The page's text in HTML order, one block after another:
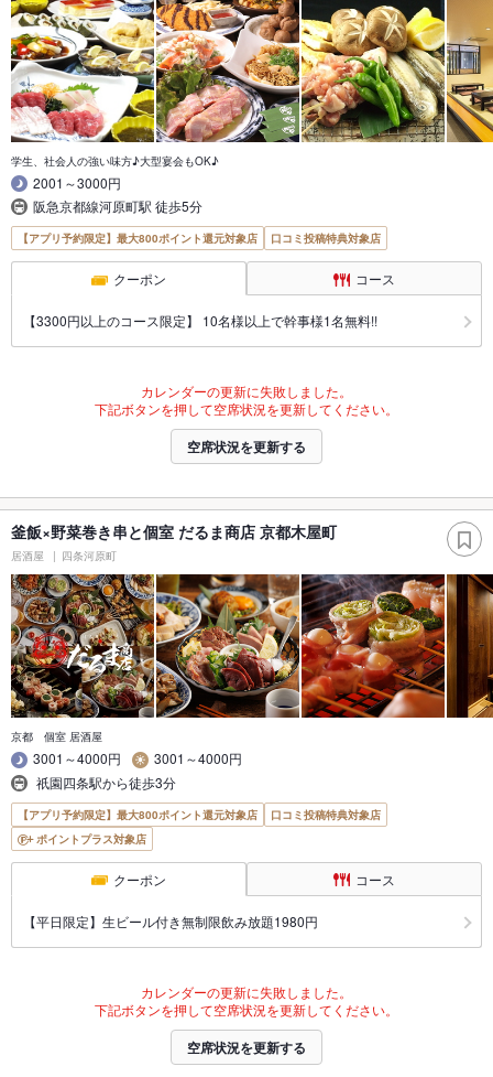
学生、社会人の強い味方♪大型宴会もOK♪
2001～3000円
阪急京都線河原町駅 徒歩5分
【アプリ予約限定】最大800ポイント還元対象店 口コミ投稿特典対象店
クーポン コース
【3300円以上のコース限定】 10名様以上で幹事様1名無料!!
カレンダーの更新に失敗しました。
下記ボタンを押して空席状況を更新してください。
空席状況を更新する
釜飯×野菜巻き串と個室 だるま商店 京都木屋町
居酒屋 四条河原町
京都 個室 居酒屋
3001～4000円
3001～4000円
祇園四条駅から徒歩3分
【アプリ予約限定】最大800ポイント還元対象店
口コミ投稿特典対象店
ポイントプラス対象店
クーポン コース
【平日限定】生ビール付き無制限飲み放題1980円
カレンダーの更新に失敗しました。
下記ボタンを押して空席状況を更新してください。
空席状況を更新する